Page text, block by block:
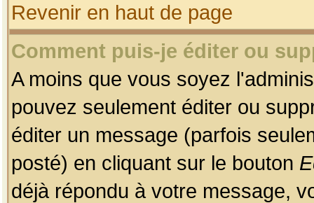
Revenir en haut de page
Comment puis-je éditer ou
A moins que vous soyez
pouvez seulement éditer ou
éditer un message (parfois
posté) en cliquant sur le bouton
déjà répondu à votre message,